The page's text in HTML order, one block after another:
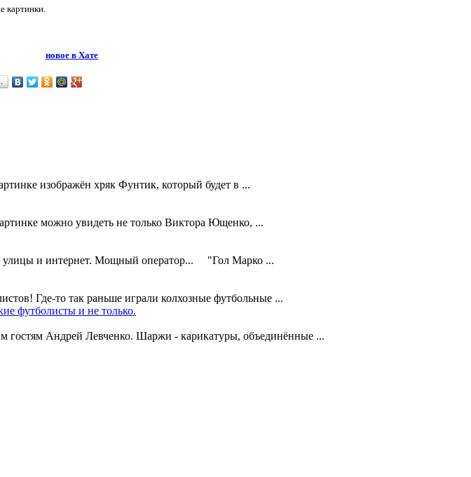
картинки.
новое в Хате
изображён хряк Фунтик, который будет в ...
можно увидеть не только Виктора Ющенко, ...
и интернет. Мощный оператор... "Гол Марко ...
Где-то так раньше играли колхозные футбольные ...
футболисты и не только.
гостям Андрей Левченко. Шаржи - карикатуры, объединённые ...